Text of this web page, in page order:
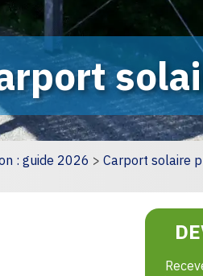
: guide 2026 > Carport solaire